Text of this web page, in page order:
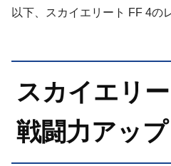
以下、スカイエリート FF 4の
スカイエリー
戦闘力アップ